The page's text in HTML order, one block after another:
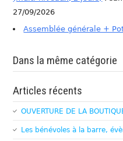
27/09/2026
Assemblée générale +
Dans la même catégorie
Articles récents
OUVERTURE DE LA
Les bénévoles à la barre,